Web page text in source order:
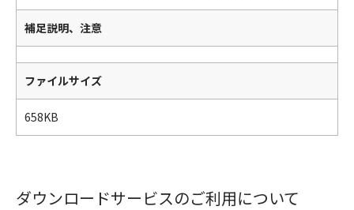
補足説明、注意
ファイルサイズ
658KB
ダウンロードサービスのご利用について